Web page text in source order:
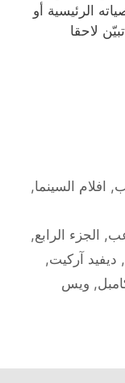
الرئيسية أو
لاحقا
, افلام السينما,
, الجزء الرابع,
, ديفيد آركيت,
, ويس